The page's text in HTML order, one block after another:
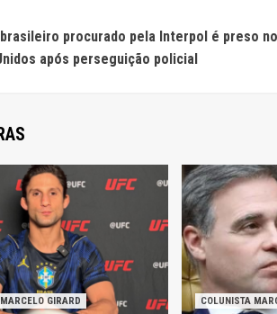
procurado pela Interpol é preso
após perseguição policial
GIRARD COLUNISTA